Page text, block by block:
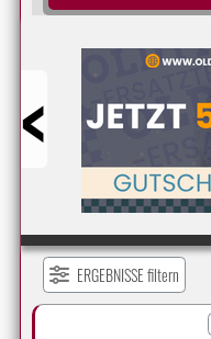
ERGEBNISSE filtern